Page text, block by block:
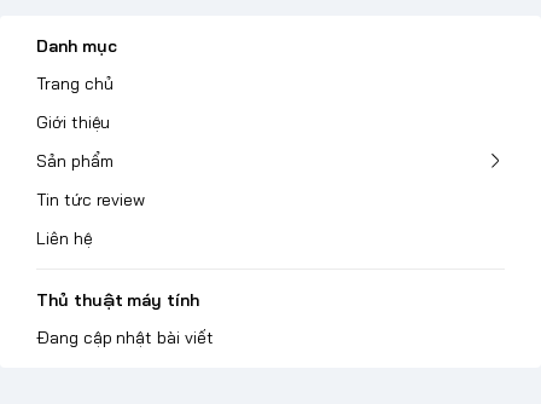
Danh mục
Trang chủ
Giới thiệu
Sản phẩm
Tin tức review
Liên hệ
Thủ thuật máy tính
Đang cập nhật bài viết